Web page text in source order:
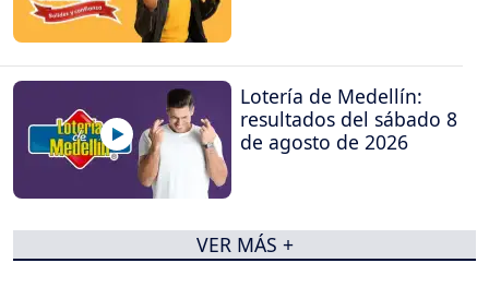
Lotería de Medellín:
resultados del sábado 8
de agosto de 2026
VER MÁS +